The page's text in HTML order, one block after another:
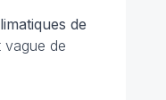
de
vague de